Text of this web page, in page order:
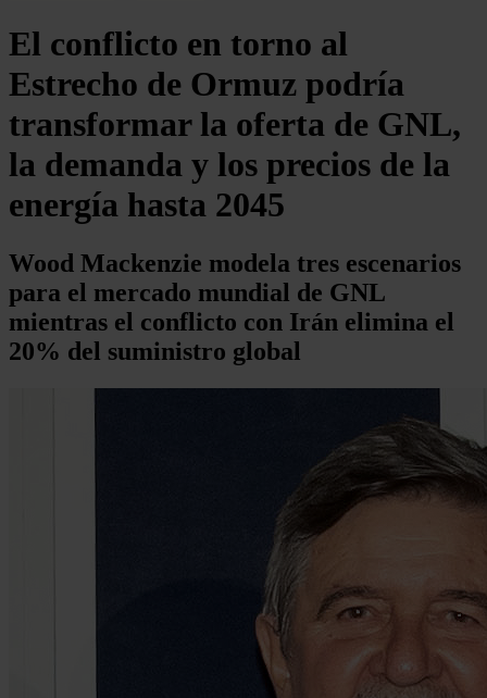
El conflicto en torno al
Estrecho de Ormuz podría
transformar la oferta de GNL,
la demanda y los precios de la
energía hasta 2045
Wood Mackenzie modela tres escenarios
para el mercado mundial de GNL
mientras el conflicto con Irán elimina el
20% del suministro global